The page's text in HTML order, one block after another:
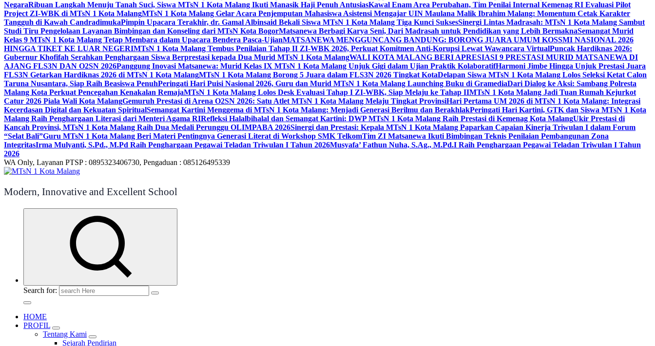
NegaraRibuan Langkah Menuju Tanah Suci, Siswa MTsN 1 Kota Malang Ikuti Manasik Haji Penuh AntusiasKawal Enam Area Perubahan, Tim Penilai Internal Kemenag RI Evaluasi Pilot
Project ZI-WBK di MTsN 1 Kota MalangMTsN 1 Kota Malang Gelar Acara Penjemputan Mahasiswa Asistensi Mengajar UIN Maulana Malik Ibrahim Malang: Momentum Cetak Karakter
Tangguh di Kawah CandradimukaPimpin Upacara Terakhir, dr. Gamal Albinsaid Bekali Siswa MTsN 1 Kota Malang Tiga Kunci SuksesSinergi Lintas Madrasah: MTsN 1 Kota Malang Sambut
Studi Tiru Pengelolaan Layanan Bimbingan dan Konseling dari MTsN Kota BogorMatsanewa Berbagi Karya Seni, Dari Madrasah untuk Pendidikan yang Lebih BermaknaSemangat Murid
Kelas 9 MTsN 1 Kota Malang Tetap Membara dalam Upacara Bendera Pasca-UjianMATSANEWA MENGGUNCANG BANDUNG: BORONG JUARA UMUM KOSSMI NASIONAL 2026
HINGGA TIKET KE LUAR NEGERIMTsN 1 Kota Malang Tembus Penilaian Tahap II ZI-WBK 2026, Perkuat Komitmen Anti-Korupsi Lewat Wawancara VirtualPuncak Hardiknas 2026:
Gubernur Khofifah Serahkan Penghargaan Siswa Berprestasi kepada Dua Murid MTsN 1 Kota MalangWALI KOTA MALANG BERI APRESIASI 9 PRESTASI MURID MATSANEWA DI
AJANG FLS3N DAN O2SN 2026Panggung Inovasi Matsanewa: Murid Kelas IX MTsN 1 Kota Malang Unjuk Gigi dalam Ujian Praktik KolaboratifHarmoni Jimbe Hingga Unjuk Prestasi Juara
FLS3N Getarkan Hardiknas 2026 di MTsN 1 Kota MalangMTsN 1 Kota Malang Borong 5 Juara dalam FLS3N 2026 Tingkat KotaDelapan Siswa MTsN 1 Kota Malang Lolos Seleksi Ketat Calon
Taruna Nusantara, Siap Raih Beasiswa PenuhPeringati Hari Puisi Nasional 2026, Guru dan Murid MTsN 1 Kota Malang Launching Buku di GramediaDari Dialog ke Aksi: Sambang Polresta
Malang Kota Perkuat Pencegahan Kenakalan RemajaMTsN 1 Kota Malang Lolos Desk Evaluasi Tahap I ZI-WBK, Siap Melaju ke Tahap IIMTsN 1 Kota Malang Jadi Tuan Rumah Kejurkot
Catur 2026 Piala Wali Kota MalangGemuruh Prestasi di Arena O2SN 2026: Satu Atlet MTsN 1 Kota Malang Melaju Tingkat ProvinsiHari Pertama UM 2026 di MTsN 1 Kota Malang: Integrasi
Kecerdasan Digital dan Kekuatan SpiritualSemangat Kartini Menggema di MTsN 1 Kota Malang: Menjadi Generasi Berilmu dan BerakhlakPeringati Hari Kartini, GTK dan Siswa MTsN 1 Kota
Malang Raih Penghargaan Literasi dari Menteri Agama RIRefleksi Halalbihalal dan Semangat Kartini: DWP MTsN 1 Kota Malang Raih Prestasi di Kemenag Kota MalangUkir Prestasi di
Kancah Provinsi, MTsN 1 Kota Malang Raih Dua Medali Perunggu OLIMPABA 2026Sinergi dan Prestasi: Kepala MTsN 1 Kota Malang Paparkan Capaian Kinerja Triwulan I dalam Forum
“Selat Bali”Guru MTsN 1 Kota Malang Beri Materi Pentingnya Generasi Literat di Workshop SMK TelkomTim ZI Matsanewa Ikuti Bimbingan Teknis Penilaian Pembangunan Zona
IntegritasIrma Mulyanti, S.Pd., M.Pd Raih Penghargaan Pegawai Teladan Triwulan I Tahun 2026Musyafa’ Fathun Nuha, S.Ag., M.Pd.I Raih Penghargaan Pegawai Teladan Triwulan I Tahun
2026
WA Only, Layanan PTSP : 0895323406730, Pengaduan : 085126495339
Modern, Innovative and Excellent School
Search for:
HOME
PROFIL
Tentang Kami
Sejarah Pendirian